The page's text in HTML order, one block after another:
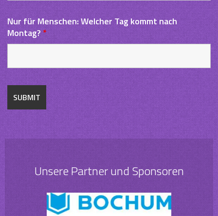
Nur für Menschen: Welcher Tag kommt nach
Montag?*
Unsere Partner und Sponsoren